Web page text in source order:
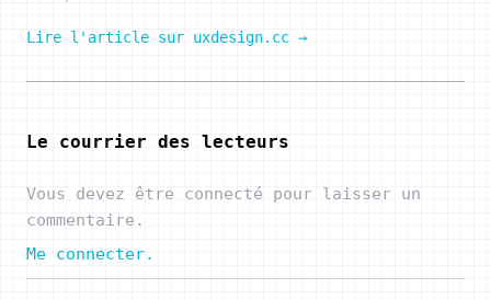
Lire l'article sur uxdesign.cc →
Le courrier des lecteurs
Vous devez être connecté pour laisser un
commentaire.
Me connecter.